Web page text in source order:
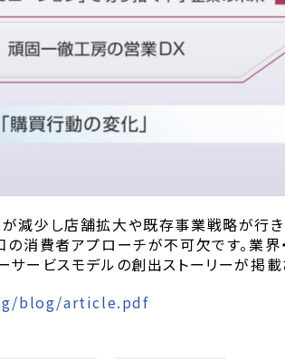
減少し店舗拡大や既存事業戦略が行き
消費者アプローチが不可欠です。業界
ービスモデルの創出ストーリーが掲載
blog/article.pdf